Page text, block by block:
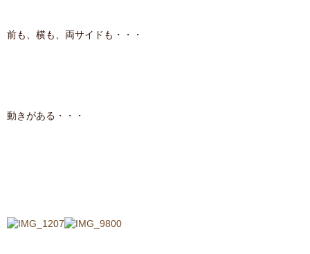
前も、横も、両サイドも・・・
動きがある・・・